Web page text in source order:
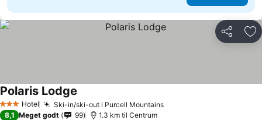
Del
3 StjernerHotel Ski-in/ski-out i Purcell Mountains
Polaris Lodge
8,1 Meget godt 99 1.3 km til Centrum